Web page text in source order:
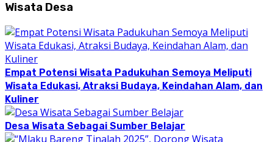
Wisata Desa
Empat Potensi Wisata Padukuhan Semoya Meliputi
Wisata Edukasi, Atraksi Budaya, Keindahan Alam, dan
Kuliner
Desa Wisata Sebagai Sumber Belajar